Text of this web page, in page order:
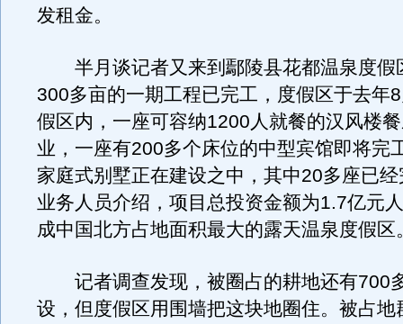
发租金。
半月谈记者又来到鄢陵县花都温泉度假
300多亩的一期工程已完工，度假区于去年
假区内，一座可容纳1200人就餐的汉风楼
业，一座有200多个床位的中型宾馆即将完
家庭式别墅正在建设之中，其中20多座已
业务人员介绍，项目总投资金额为1.7亿元
成中国北方占地面积最大的露天温泉度假区
记者调查发现，被圈占的耕地还有700
设，但度假区用围墙把这块地圈住。被占地